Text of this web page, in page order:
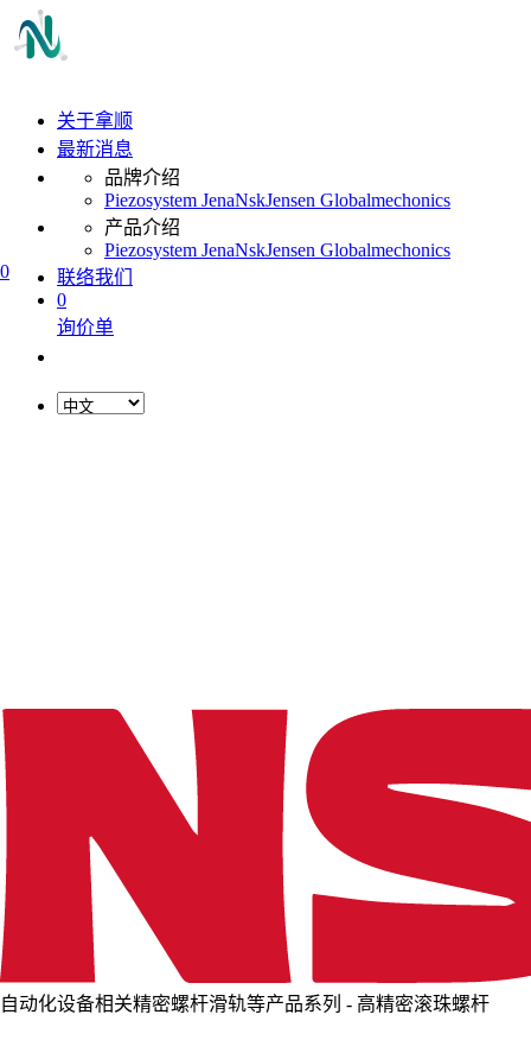
0
关于拿顺
最新消息
品牌介绍
Piezosystem JenaNskJensen Globalmechonics
产品介绍
Piezosystem JenaNskJensen Globalmechonics
联络我们
0
询价单
自动化设备相关精密螺杆滑轨等产品系列 - 高精密滚珠螺杆